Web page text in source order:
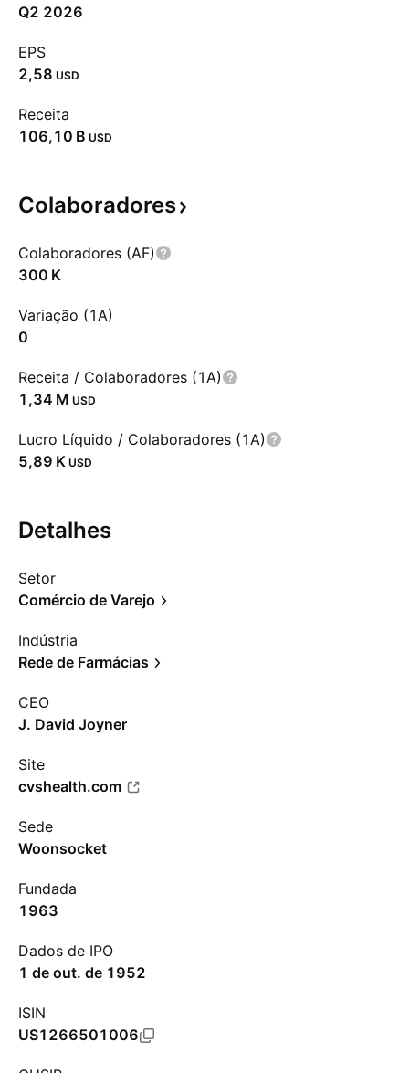
Q2 2026
EPS
2,58 USD
Receita
‪106,10 B‬ USD
Colaboradores
Colaboradores (AF)
‪300 K‬
Variação (1A)
0
Receita / Colaboradores (1A)
‪1,34 M‬ USD
Lucro Líquido / Colaboradores (1A)
‪5,89 K‬ USD
Detalhes
Setor
Comércio de Varejo
Indústria
Rede de Farmácias
CEO
J. David Joyner
Site
cvshealth.com
Sede
Woonsocket
Fundada
1963
Dados de IPO
1 de out. de 1952
ISIN
US1266501006